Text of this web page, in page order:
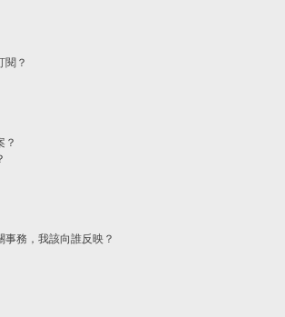
閱？
？
務，我該向誰反映？